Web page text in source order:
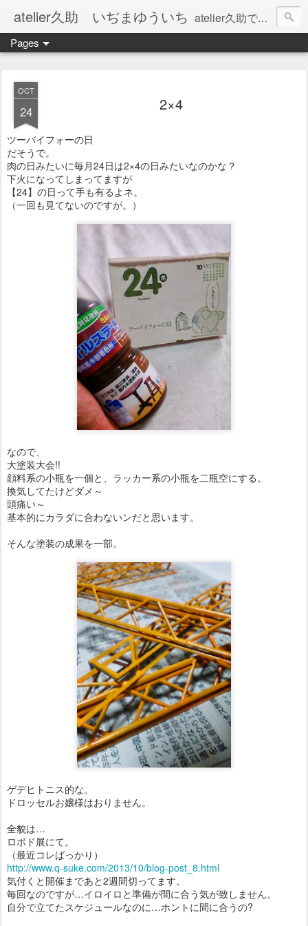
atelier久助 いぢまゆういち atelier久助では土と火から暖かなモノたちを生み出しています。 ご覧になられた方が和んで頂ければ幸いです。
Pages
OCT
24 2×4
ツーバイフォーの日
だそうで。
肉の日みたいに毎月24日は2×4の日みたいなのかな？
下火になってしまってますが
【24】の日って手も有るよネ。
（一回も見てないのですが。）
なので、
大塗装大会!!
顔料系の小瓶を一個と、ラッカー系の小瓶を二瓶空にする。
換気してたけどダメ～
頭痛い～
基本的にカラダに合わないンだと思います。
そんな塗装の成果を一部。
ゲデヒトニス的な。
ドロッセルお嬢様はおりません。
全貌は…
ロボド展にて。
（最近コレばっかり）
http://www.q-suke.com/2013/10/blog-post_8.html
気付くと開催まであと2週間切ってます。
毎回なのですが…イロイロと準備が間に合う気が致しません。
自分で立てたスケジュールなのに…ホントに間に合うの?